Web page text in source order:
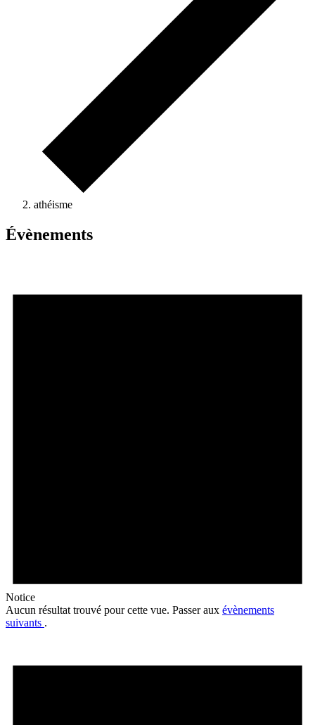
athéisme
Évènements
Notice
Aucun résultat trouvé pour cette vue. Passer aux évènements
suivants .